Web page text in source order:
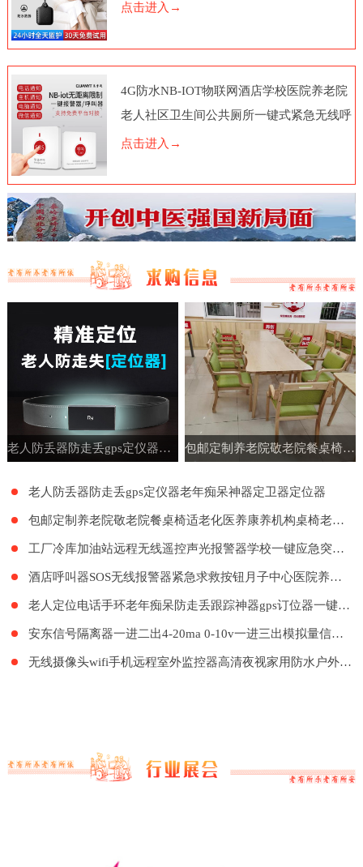
点击进入→
4G防水NB-IOT物联网酒店学校医院养老院
老人社区卫生间公共厕所一键式紧急无线呼
叫报警器按钮电话脑远程
点击进入→
老人防丢器防走丢gps定仪器老年痴呆神器定卫器定位器 包邮定制养老院敬老院餐桌椅适老化医养康养机构桌椅老年公寓家具
老人防丢器防走丢gps定仪器老年痴呆神器定卫器定位器
包邮定制养老院敬老院餐桌椅适老化医养康养机构桌椅老年公寓家具
工厂冷库加油站远程无线遥控声光报警器学校一键应急突发紧急呼叫
酒店呼叫器SOS无线报警器紧急求救按钮月子中心医院养老院LORA远距离呼叫系统餐厅工厂餐饮呼叫器医护呼叫器
老人定位电话手环老年痴呆防走丢跟踪神器gps订位器一键报警手表
安东信号隔离器一进二出4-20ma 0-10v一进三出模拟量信号隔离器
无线摄像头wifi手机远程室外监控器高清夜视家用防水户外探头套装